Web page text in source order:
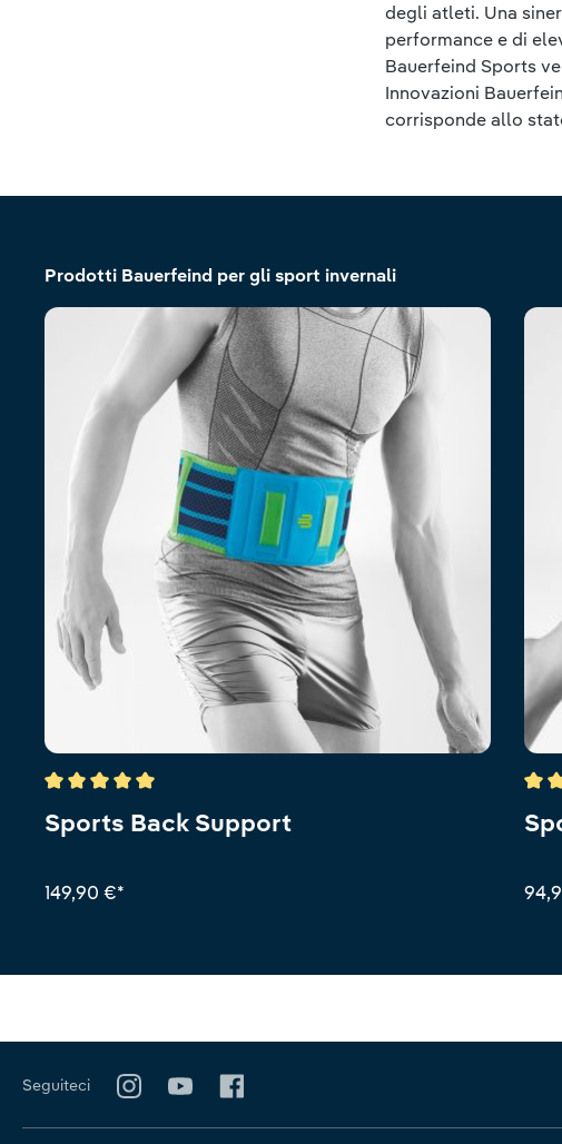
degli atleti. Una
performance e di
Bauerfeind Sports
Innovazioni
corrisponde allo
Salta la galleria dei prodotti
Prodotti Bauerfeind per gli sport invernali
Valutazione media di 5 su 5 stelle
Sports Back Support
149,90 €*
Seguiteci